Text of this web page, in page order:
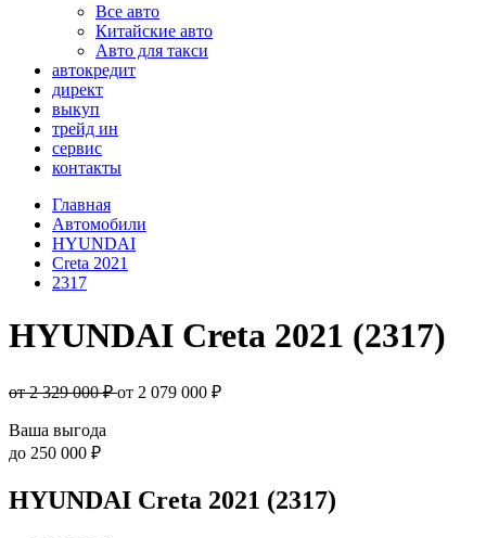
Все авто
Китайские авто
Авто для такси
автокредит
директ
выкуп
трейд ин
сервис
контакты
Главная
Автомобили
HYUNDAI
Creta 2021
2317
HYUNDAI Creta 2021 (2317)
от 2 329 000 ₽от 2 079 000 ₽
Ваша выгода
до 250 000 ₽
HYUNDAI Creta 2021 (2317)